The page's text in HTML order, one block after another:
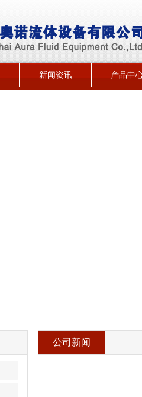
新闻资讯 产品中
公司新闻